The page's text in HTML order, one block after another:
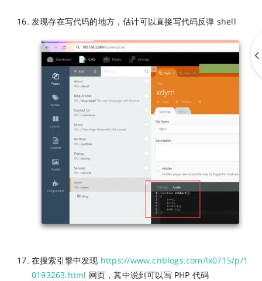
发现存在写代码的地方，估计可以直接写代码反弹 shell
在搜索引擎中发现 https://www.cnblogs.com/lx0715/p/1
0193263.html 网页，其中说到可以写 PHP 代码